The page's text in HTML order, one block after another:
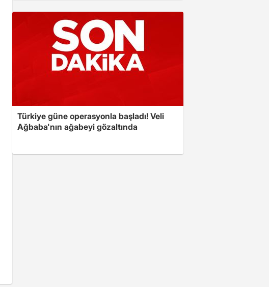
Türkiye güne operasyonla başladı! Veli
Ağbaba'nın ağabeyi gözaltında